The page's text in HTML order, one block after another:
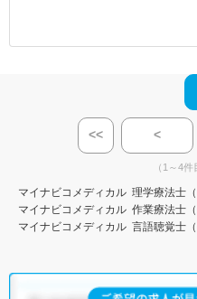
<< <
（1～4件
マイナビコメディカル 理学療法士
マイナビコメディカル 作業療法士
マイナビコメディカル 言語聴覚士